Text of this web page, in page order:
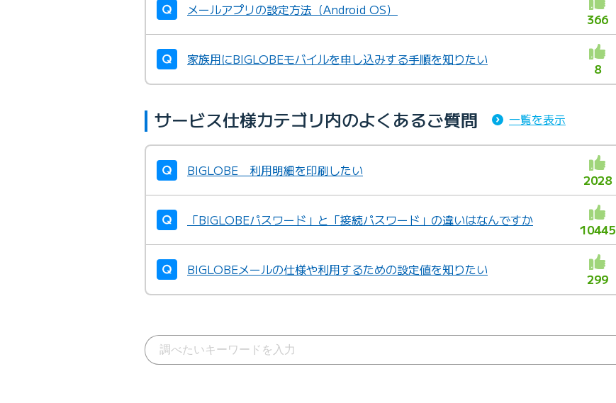
メールアプリの設定方法（Android OS）
366
家族用にBIGLOBEモバイルを申し込みする手順を知りたい
8
サービス仕様カテゴリ内のよくあるご質問 一覧を表示
BIGLOBE 利用明細を印刷したい
2028
「BIGLOBEパスワード」と「接続パスワード」の違いはなんですか
10445
BIGLOBEメールの仕様や利用するための設定値を知りたい
299